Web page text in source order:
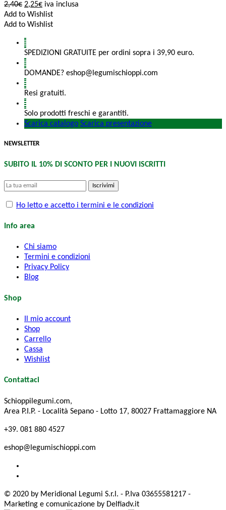
2,40€ 2,25€ iva inclusa
Add to Wishlist
Add to Wishlist
SPEDIZIONI GRATUITE per ordini sopra i 39,90 euro.
DOMANDE? eshop@legumischioppi.com
Resi gratuiti.
Solo prodotti freschi e garantiti.
Scarica catalogo Scarica presentazione
NEWSLETTER
SUBITO IL 10% DI SCONTO PER I NUOVI ISCRITTI
Iscrivimi
Ho letto e accetto i termini e le condizioni
Info area
Chi siamo
Termini e condizioni
Privacy Policy
Blog
Shop
Il mio account
Shop
Carrello
Cassa
Wishlist
Contattaci
Schioppilegumi.com,
Area P.I.P. - Località Sepano - Lotto 17, 80027 Frattamaggiore NA
+39. 081 880 4527
eshop@legumischioppi.com
© 2020 by Meridional Legumi S.r.l. - P.Iva 03655581217 -
Marketing e comunicazione by Delfiadv.it